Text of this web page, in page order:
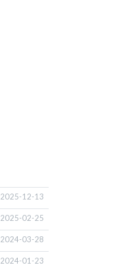
2025-12-13
2025-02-25
2024-03-28
2024-01-23